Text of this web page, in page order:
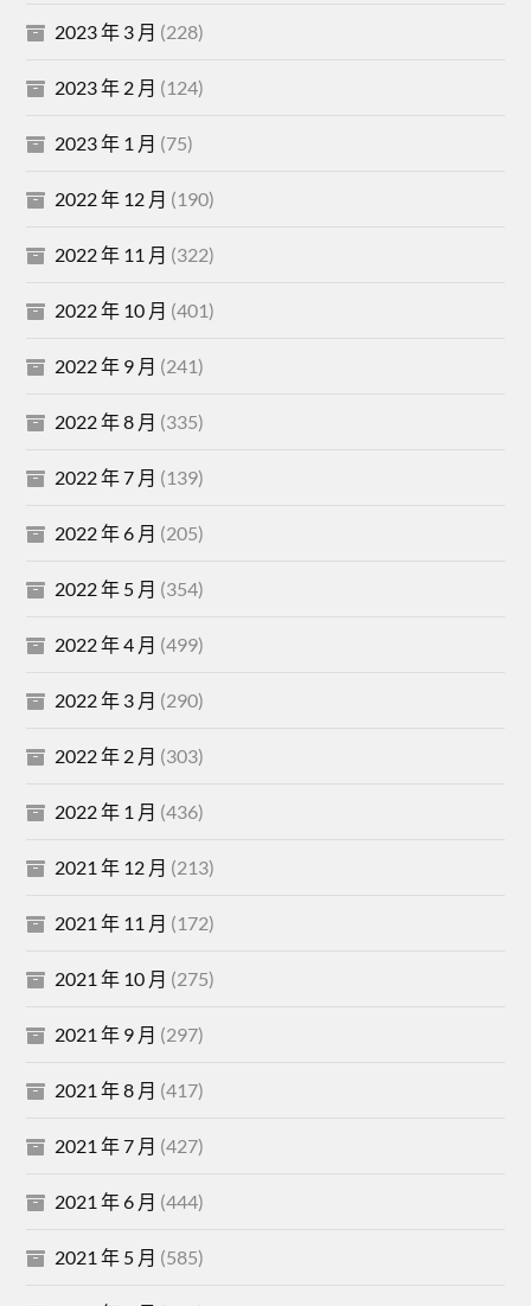
2023 年 3 月 (228)
2023 年 2 月 (124)
2023 年 1 月 (75)
2022 年 12 月 (190)
2022 年 11 月 (322)
2022 年 10 月 (401)
2022 年 9 月 (241)
2022 年 8 月 (335)
2022 年 7 月 (139)
2022 年 6 月 (205)
2022 年 5 月 (354)
2022 年 4 月 (499)
2022 年 3 月 (290)
2022 年 2 月 (303)
2022 年 1 月 (436)
2021 年 12 月 (213)
2021 年 11 月 (172)
2021 年 10 月 (275)
2021 年 9 月 (297)
2021 年 8 月 (417)
2021 年 7 月 (427)
2021 年 6 月 (444)
2021 年 5 月 (585)